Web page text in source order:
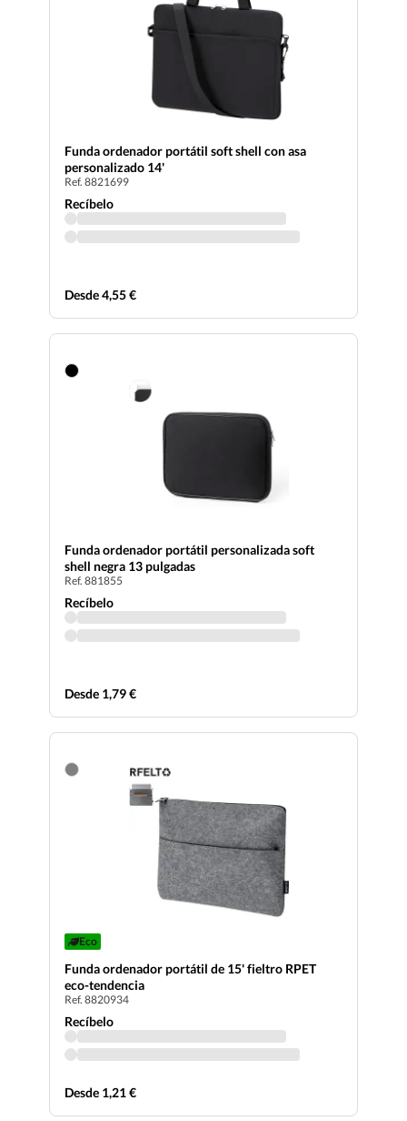
Funda ordenador portátil soft shell con asa
personalizado 14'
Ref. 8821699
Recíbelo
Desde 4,55 €
Funda ordenador portátil personalizada soft
shell negra 13 pulgadas
Ref. 881855
Recíbelo
Desde 1,79 €
Eco
Funda ordenador portátil de 15' fieltro RPET
eco-tendencia
Ref. 8820934
Recíbelo
Desde 1,21 €